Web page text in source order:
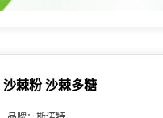
沙棘粉 沙棘多糖